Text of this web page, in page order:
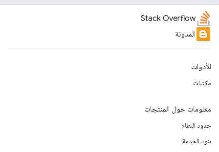
Stack Overflow
المدونة
الأدوات
مكتبات
معلومات حول المنتجات
حدود النظام
بنود الخدمة